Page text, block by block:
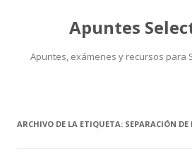
Apuntes
Apuntes, exámenes y recursos para
ARCHIVO DE LA ETIQUETA: SEPARACIÓN DE